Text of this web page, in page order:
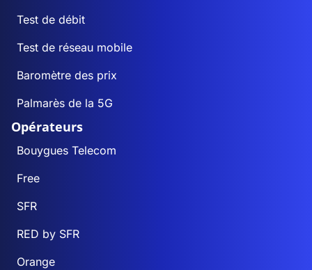
Test de débit
Test de réseau mobile
Baromètre des prix
Palmarès de la 5G
Opérateurs
Bouygues Telecom
Free
SFR
RED by SFR
Orange